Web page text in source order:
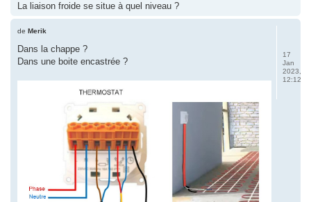
La liaison froide se situe à quel niveau ?
de Merik
Dans la chappe ?
Dans une boite encastrée ?
17
Jan
2023,
12:12